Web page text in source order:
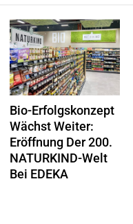
Bio-Erfolgskonzept
Wächst Weiter:
Eröffnung Der 200.
NATURKIND-Welt
Bei EDEKA